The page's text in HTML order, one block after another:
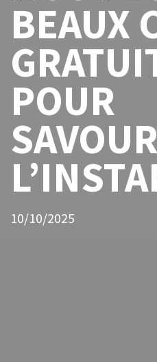
BEAUX
POUR
10/10/2025